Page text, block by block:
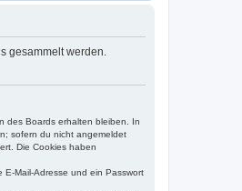
gesammelt werden.
des Boards erhalten bleiben. In
sofern du nicht angemeldet
Die Cookies haben
Mail-Adresse und ein Passwort